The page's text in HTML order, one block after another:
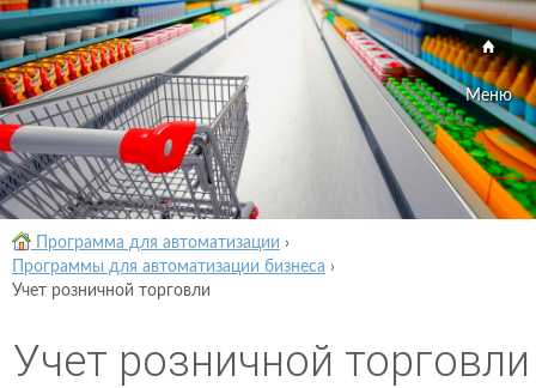
Меню
Программа для автоматизации ›
Программы для автоматизации бизнеса ›
Учет розничной торговли
Учет розничной торговли